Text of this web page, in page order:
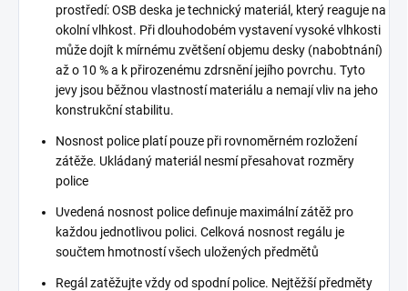
prostředí: OSB deska je technický materiál, který reaguje na
okolní vlhkost. Při dlouhodobém vystavení vysoké vlhkosti
může dojít k mírnému zvětšení objemu desky (nabobtnání)
až o 10 % a k přirozenému zdrsnění jejího povrchu. Tyto
jevy jsou běžnou vlastností materiálu a nemají vliv na jeho
konstrukční stabilitu.
Nosnost police platí pouze při rovnoměrném rozložení
zátěže. Ukládaný materiál nesmí přesahovat rozměry
police
Uvedená nosnost police definuje maximální zátěž pro
každou jednotlivou polici. Celková nosnost regálu je
součtem hmotností všech uložených předmětů
Regál zatěžujte vždy od spodní police. Nejtěžší předměty